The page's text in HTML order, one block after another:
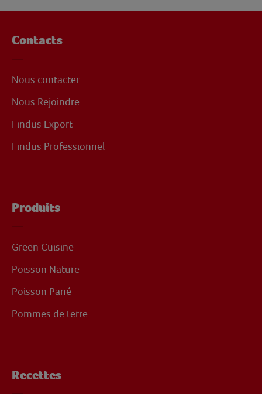
Contacts
Nous contacter
Nous Rejoindre
Findus Export
Findus Professionnel
Produits
Green Cuisine
Poisson Nature
Poisson Pané
Pommes de terre
Recettes